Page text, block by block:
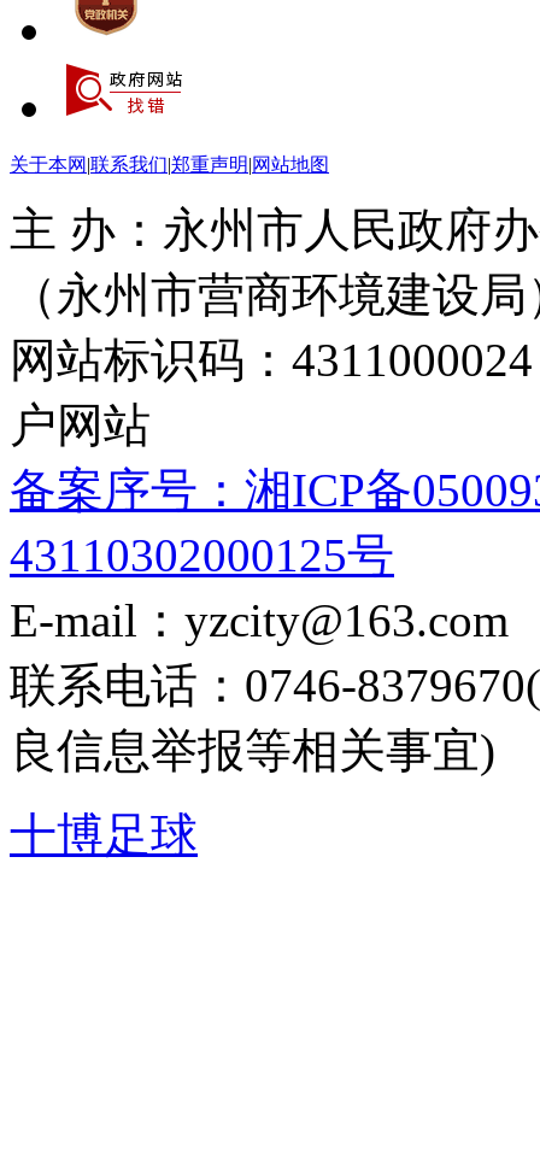
关于本网 |联系我们|郑重声明|网站地图
主 办：永州市人民政府
（永州市营商环境建设局
网站标识码：
户网站
备案序号：湘ICP备
43110302000125号
E-mail：yzcity@163.com
联系电话：0746-
良信息举报等相关事宜)
十博足球